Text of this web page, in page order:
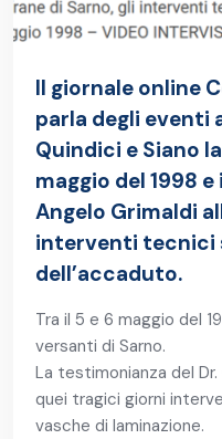
Il giornale online
parla degli eventi
Quindici e Siano
maggio del 1998
Angelo Grimaldi
interventi tecnici
dell’accaduto.
Tra il 5 e 6 maggio del
versanti di Sarno.
La testimonianza del Dr.
quei tragici giorni
vasche di laminazione.